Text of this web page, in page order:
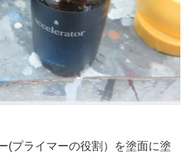
(プライマーの役割）を塗面に塗